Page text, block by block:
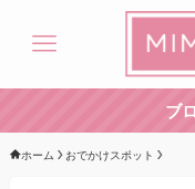
ブ
ホーム おでかけスポット